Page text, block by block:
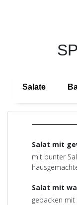
Salate
Salat mit
mit bunter
Salat mit
gebacken